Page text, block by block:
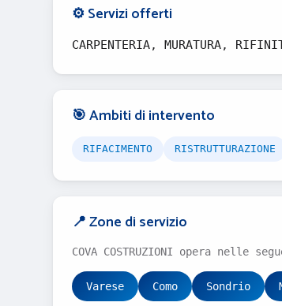
⚙️ Servizi offerti
CARPENTERIA, MURATURA,
🎯 Ambiti di intervento
RIFACIMENTO RISTRUTTURAZIONE
📍 Zone di servizio
COVA COSTRUZIONI opera nelle
Varese Como Sondrio